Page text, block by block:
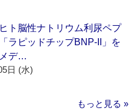
ヒト脳性ナトリウム利尿ペプ
ラピッドチップBNP-II」を
デ…
日 (水)
もっと見る »